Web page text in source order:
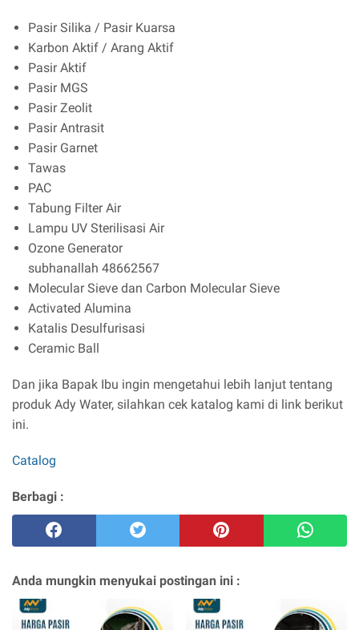
Pasir Silika / Pasir Kuarsa
Karbon Aktif / Arang Aktif
Pasir Aktif
Pasir MGS
Pasir Zeolit
Pasir Antrasit
Pasir Garnet
Tawas
PAC
Tabung Filter Air
Lampu UV Sterilisasi Air
Ozone Generator
subhanallah 48662567
Molecular Sieve dan Carbon Molecular Sieve
Activated Alumina
Katalis Desulfurisasi
Ceramic Ball
Dan jika Bapak Ibu ingin mengetahui lebih lanjut tentang
produk Ady Water, silahkan cek katalog kami di link berikut
ini.
Catalog
Berbagi :
Anda mungkin menyukai postingan ini :